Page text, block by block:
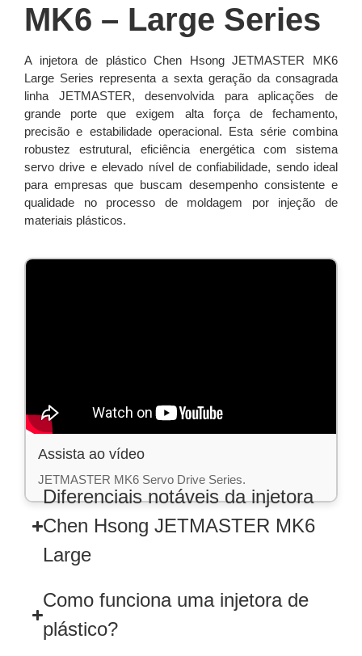
MK6 – Large Series
A injetora de plástico Chen Hsong JETMASTER MK6
Large Series representa a sexta geração da consagrada
linha JETMASTER, desenvolvida para aplicações de
grande porte que exigem alta força de fechamento,
precisão e estabilidade operacional. Esta série combina
robustez estrutural, eficiência energética com sistema
servo drive e elevado nível de confiabilidade, sendo ideal
para empresas que buscam desempenho consistente e
qualidade no processo de moldagem por injeção de
materiais plásticos.
Assista ao vídeo
JETMASTER MK6 Servo Drive Series.
Diferenciais notáveis da injetora
Chen Hsong JETMASTER MK6
Large
Como funciona uma injetora de
plástico?